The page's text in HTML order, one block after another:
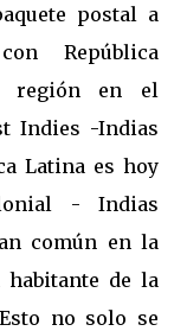
postal a
República
región en el
Indies -Indias
Latina es hoy
- Indias
común en la
de la
no solo se